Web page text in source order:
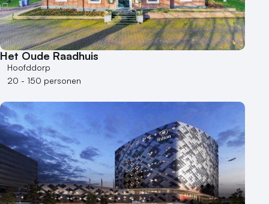
Het Oude Raadhuis
Hoofddorp
20 - 150 personen